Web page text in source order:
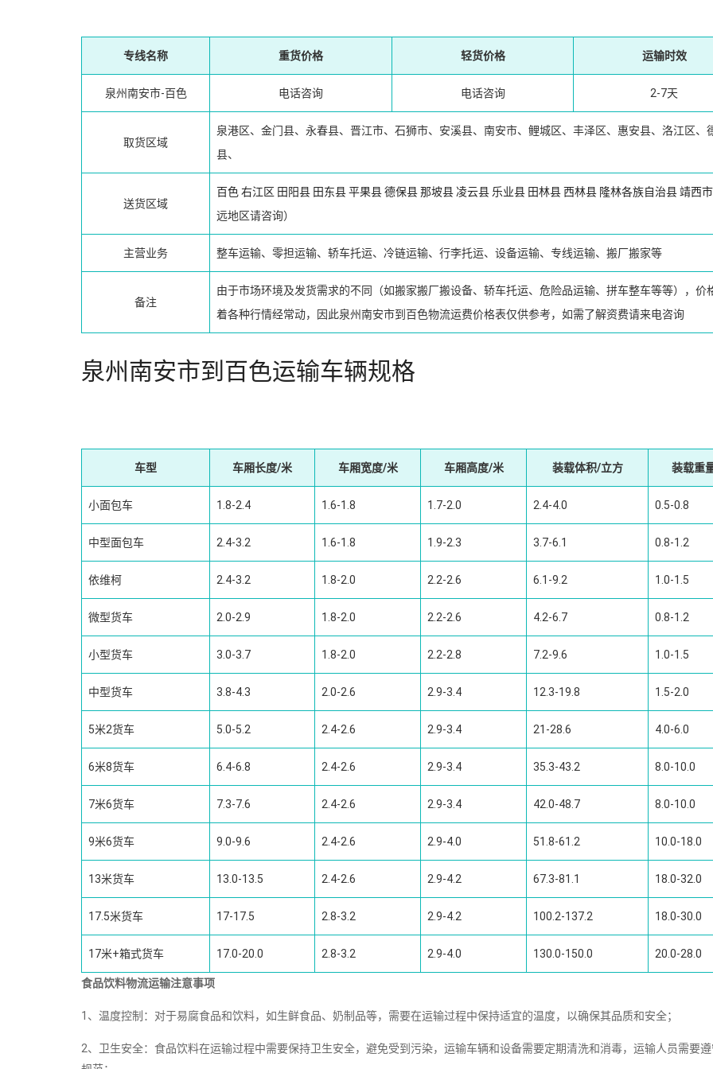
专线名称 重货价格 轻货价格 运输时效
泉州南安市-百色 电话咨询 电话咨询 2-7天
取货区域
泉港区、金门县、永春县、晋江市、石狮市、安溪县、南安市、鲤城区、丰泽区、惠安县、洛江区、
县、
送货区域
百色右江区 田阳县 田东县平果县德保县那坡县 凌云县 乐业县 田林县西林县 隆林各族自治县靖西市
远地区请咨询）
主营业务 整车运输、零担运输、轿车托运、冷链运输、行李托运、设备运输、专线运输、搬厂搬家等
备注
由于市场环境及发货需求的不同（如搬家搬厂搬设备、轿车托运、危险品运输、拼车整车等等），价
着各种行情经常动，因此泉州南安市到百色物流运费价格表仅供参考，如需了解资费请来电咨询
泉州南安市到百色运输车辆规格
车型 车厢长度/米 车厢宽度/米 车厢高度/米 装载体积/立方 装载重
小面包车 1.8-2.4 1.6-1.8 1.7-2.0 2.4-4.0 0.5-0.8
中型面包车 2.4-3.2 1.6-1.8 1.9-2.3 3.7-6.1 0.8-1.2
依维柯 2.4-3.2 1.8-2.0 2.2-2.6 6.1-9.2 1.0-1.5
微型货车 2.0-2.9 1.8-2.0 2.2-2.6 4.2-6.7 0.8-1.2
小型货车 3.0-3.7 1.8-2.0 2.2-2.8 7.2-9.6 1.0-1.5
中型货车 3.8-4.3 2.0-2.6 2.9-3.4 12.3-19.8 1.5-2.0
5米2货车 5.0-5.2 2.4-2.6 2.9-3.4 21-28.6 4.0-6.0
6米8货车 6.4-6.8 2.4-2.6 2.9-3.4 35.3-43.2 8.0-10.0
7米6货车 7.3-7.6 2.4-2.6 2.9-3.4 42.0-48.7 8.0-10.0
9米6货车 9.0-9.6 2.4-2.6 2.9-4.0 51.8-61.2 10.0-18.0
13米货车 13.0-13.5 2.4-2.6 2.9-4.2 67.3-81.1 18.0-32.0
17.5米货车 17-17.5 2.8-3.2 2.9-4.2 100.2-137.2 18.0-30.0
17米+箱式货车 17.0-20.0 2.8-3.2 2.9-4.0 130.0-150.0 20.0-28.0
食品饮料物流运输注意事项
1、温度控制：对于易腐食品和饮料，如生鲜食品、奶制品等，需要在运输过程中保持适宜的温度，以确保其品质和安全；
2、卫生安全：食品饮料在运输过程中需要保持卫生安全，避免受到污染，运输车辆和设备需要定期清洗和消毒，运输人员需要